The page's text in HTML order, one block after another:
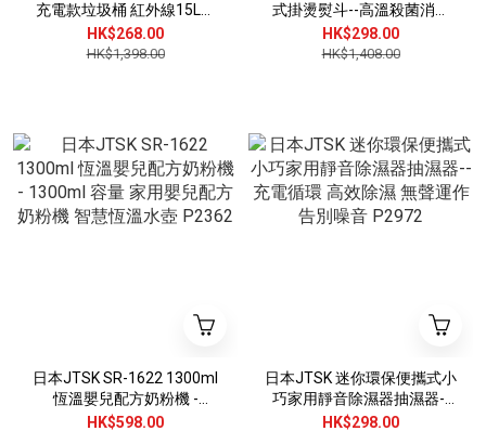
充電款垃圾桶 紅外線15L大
容量 (P2815)
HK$268.00
HK$1,398.00
式掛燙熨斗--高溫殺菌消毒
(P2657)
HK$298.00
HK$1,408.00
日本JTSK SR-1622 1300ml
恆溫嬰兒配方奶粉機 -
1300ml 容量 家用嬰兒配方
HK$598.00
日本JTSK 迷你環保便攜式小
巧家用靜音除濕器抽濕器--
充電循環 高效除濕 無聲運作
HK$298.00